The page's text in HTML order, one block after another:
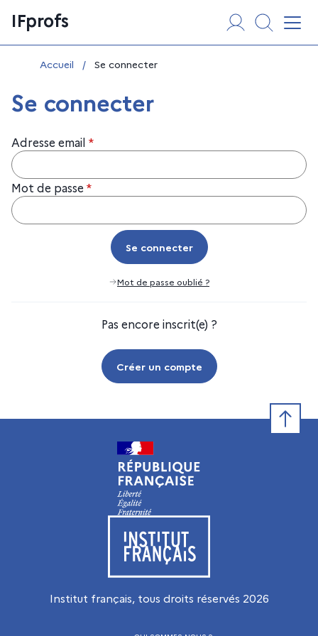
au
contenu
IFprofs
Vous êtes ici :
Accueil / Se connecter
Se connecter
Adresse email *
Mot de passe *
Se connecter
Se connecter
Mot de passe oublié ?
Pas encore inscrit(e) ?
Créer un compte
Visiter le site de l’Institut français
Institut français, tous droits réservés 2026